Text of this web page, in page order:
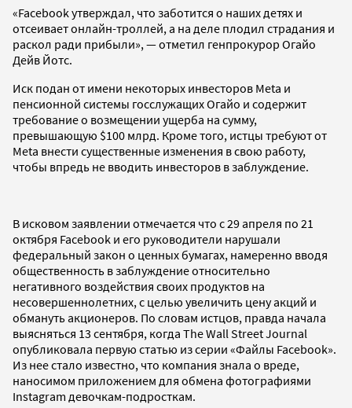
«Facebook утверждал, что заботится о наших детях и
отсеивает онлайн-троллей, а на деле плодил страдания и
раскол ради прибыли», — отметил генпрокурор Огайо
Дейв Йотс.
Иск подан от имени некоторых инвесторов Meta и
пенсионной системы госслужащих Огайо и содержит
требование о возмещении ущерба на сумму,
превышающую $100 млрд. Кроме того, истцы требуют от
Meta внести существенные изменения в свою работу,
чтобы впредь не вводить инвесторов в заблуждение.
В исковом заявлении отмечается что с 29 апреля по 21
октября Facebook и его руководители нарушали
федеральный закон о ценных бумагах, намеренно вводя
общественность в заблуждение относительно
негативного воздействия своих продуктов на
несовершеннолетних, с целью увеличить цену акций и
обмануть акционеров. По словам истцов, правда начала
выясняться 13 сентября, когда The Wall Street Journal
опубликовала первую статью из серии «Файлы Facebook».
Из нее стало известно, что компания знала о вреде,
наносимом приложением для обмена фотографиями
Instagram девочкам-подросткам.